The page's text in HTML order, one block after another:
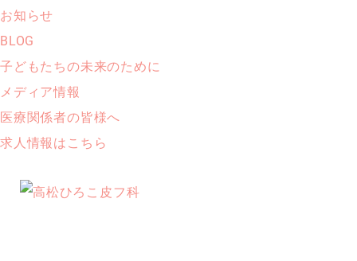
お知らせ
BLOG
子どもたちの未来のために
メディア情報
医療関係者の皆様へ
求人情報はこちら